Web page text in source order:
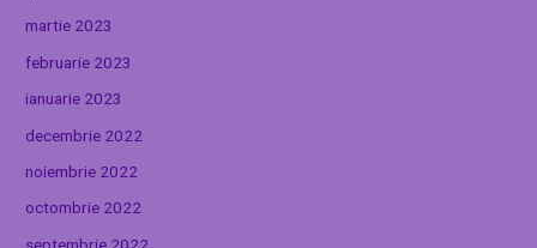
martie 2023
februarie 2023
ianuarie 2023
decembrie 2022
noiembrie 2022
octombrie 2022